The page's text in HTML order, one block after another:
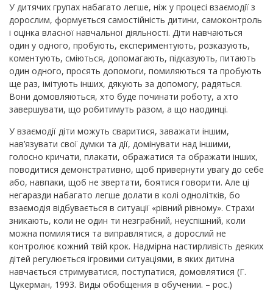
У дитячих групах набагато легше, ніж у процесі взаємодії з
дорослим, формується самостійність дитини, самоконтроль
і оцінка власної навчальної діяльності. Діти навчаються
один у одного, пробують, експериментують, розказують,
коментують, сміються, допомагають, підказують, питають
один одного, просять допомоги, помиляються та пробують
ще раз, імітують інших, дякують за допомогу, радяться.
Вони домовляються, хто буде починати роботу, а хто
завершувати, що робитимуть разом, а що наодинці.
У взаємодії діти можуть сваритися, заважати іншим,
нав’язувати свої думки та дії, домінувати над іншими,
голосно кричати, плакати, ображатися та ображати інших,
поводитися демонстративно, щоб привернути увагу до себе
або, навпаки, щоб не звертати, боятися говорити. Але ці
негаразди набагато легше долати в колі однолітків, бо
взаємодія відбувається в ситуації «рівний рівному». Страхи
зникають, коли не один ти незграбний, неуспішний, коли
можна помилятися та виправлятися, а дорослий не
контролює кожний твій крок. Надмірна настирливість деяких
дітей регулюється ігровими ситуаціями, в яких дитина
навчається стримуватися, поступатися, домовлятися (Г.
Цукерман, 1993. Виды обобщения в обучении. – рос.)